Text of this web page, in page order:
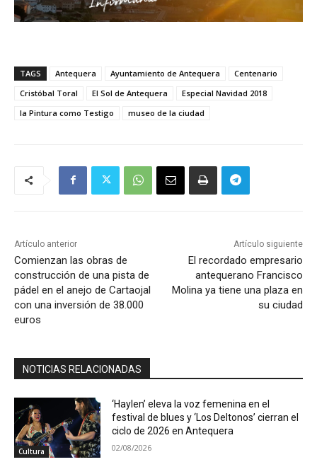
TAGS Antequera Ayuntamiento de Antequera
Centenario
Cristóbal Toral
El Sol de Antequera
Especial Navidad 2018
la Pintura como Testigo
museo de la ciudad
Artículo anterior
Comienzan las obras de
construcción de una pista de
pádel en el anejo de Cartaojal
con una inversión de 38.000
euros
Artículo siguiente
El recordado empresario
antequerano Francisco
Molina ya tiene una plaza en
su ciudad
NOTICIAS RELACIONADAS
Cultura
‘Haylen’ eleva la voz femenina en el
festival de blues y ‘Los Deltonos’ cierran el
ciclo de 2026 en Antequera
02/08/2026